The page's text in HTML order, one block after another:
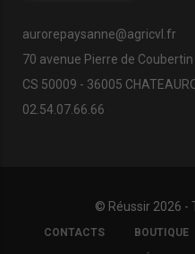
aurorepaysanne@agricvl.fr
70 avenue Pierre de Coubertin
CS 50009 - 36005
02.54.07.66.66
© Réussir 2026 -
FOOTER
COPYRIGHT
CONTACTS BOUTIQUE